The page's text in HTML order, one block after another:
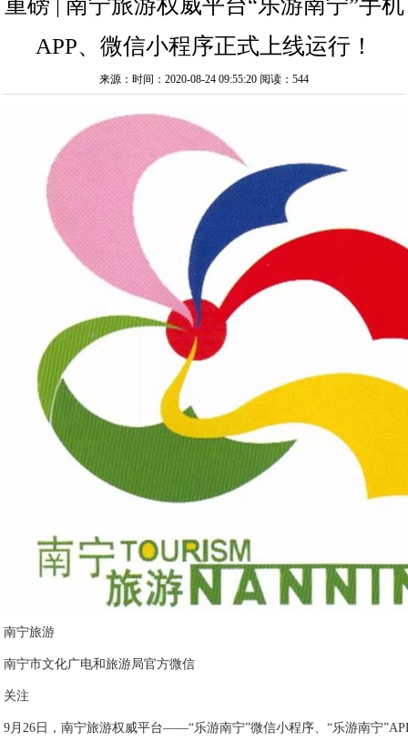
重磅 | 南宁旅游权威平台“乐游南宁”手机
APP、微信小程序正式上线运行！
来源：时间：2020-08-24 09:55:20 阅读：544
南宁旅游
南宁市文化广电和旅游局官方微信
关注
9月26日，南宁旅游权威平台——“乐游南宁”微信小程序、“乐游南宁